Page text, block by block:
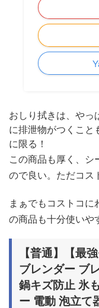
おしり拭きは、やっ
に排泄物がつくこと
に限る！
この商品も厚く、シ
ので良い。ただコス
まぁでもコストコ
の商品も十分使いや
【普通】【最
ブレンダー ブ
鍋キズ防止 氷
ー 電動 泡立て